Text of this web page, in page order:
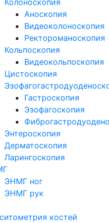
Колоноскопия
Аноскопия
Видеоколоноскопия
Ректороманоскопия
Кольпоскопия
Видеокольпоскопия
Цистоскопия
Гастроскопия
Эзофагоскопия
Энтероскопия
Дерматоскопия
Ларингоскопия
ЭНМГ ног
ЭНМГ рук
костей